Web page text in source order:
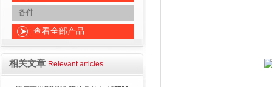
备件
查看全部产品
相关文章 Relevant articles